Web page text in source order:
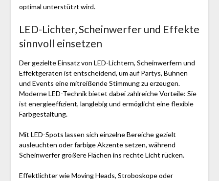
optimal unterstützt wird.
LED-Lichter, Scheinwerfer und Effekte
sinnvoll einsetzen
Der gezielte Einsatz von LED-Lichtern, Scheinwerfern und
Effektgeräten ist entscheidend, um auf Partys, Bühnen
und Events eine mitreißende Stimmung zu erzeugen.
Moderne LED-Technik bietet dabei zahlreiche Vorteile: Sie
ist energieeffizient, langlebig und ermöglicht eine flexible
Farbgestaltung.
Mit LED-Spots lassen sich einzelne Bereiche gezielt
ausleuchten oder farbige Akzente setzen, während
Scheinwerfer größere Flächen ins rechte Licht rücken.
Effektlichter wie Moving Heads, Stroboskope oder